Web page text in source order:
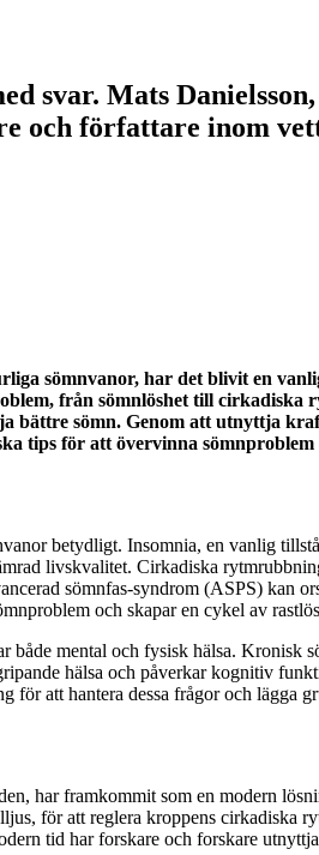
svar. Mats
och författare inom
sömnvanor, har det blivit en
från sömnlöshet till
bättre sömn. Genom att utnyttja
tips för att övervinna
betydligt. Insomnia, en vanlig
livskvalitet. Cirkadiska
sömnfas-syndrom (ASPS) kan
och skapar en cykel av
både mental och fysisk hälsa.
hälsa och påverkar kognitiv
att hantera dessa frågor och lägga
har framkommit som en modern
för att reglera kroppens cirkadiska
tid har forskare och forskare